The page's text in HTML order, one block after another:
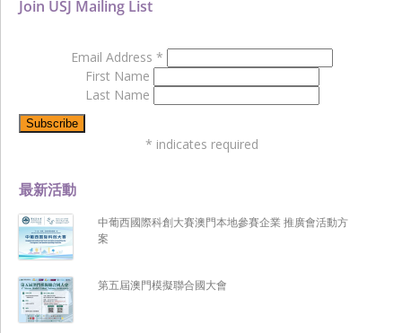
最新活動
中葡西國際科創大賽澳門本地參賽企業 推廣會活動方
案
第五屆澳門模擬聯合國大會
Join USJ Mailing List
Email Address *
First Name
Last Name
* indicates required